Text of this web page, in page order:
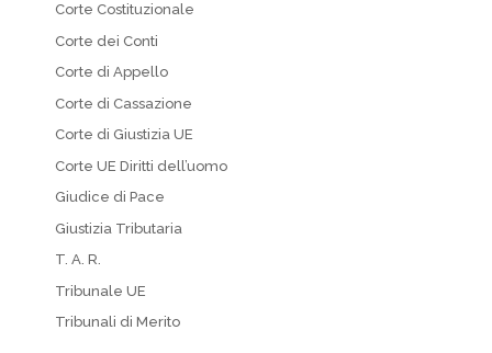
Corte Costituzionale
Corte dei Conti
Corte di Appello
Corte di Cassazione
Corte di Giustizia UE
Corte UE Diritti dell’uomo
Giudice di Pace
Giustizia Tributaria
T. A. R.
Tribunale UE
Tribunali di Merito